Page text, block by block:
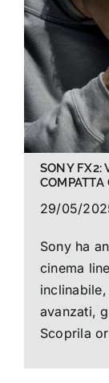
SONY FX2:
29/05/
Sony ha
cinema
avanzati,
Scoprila